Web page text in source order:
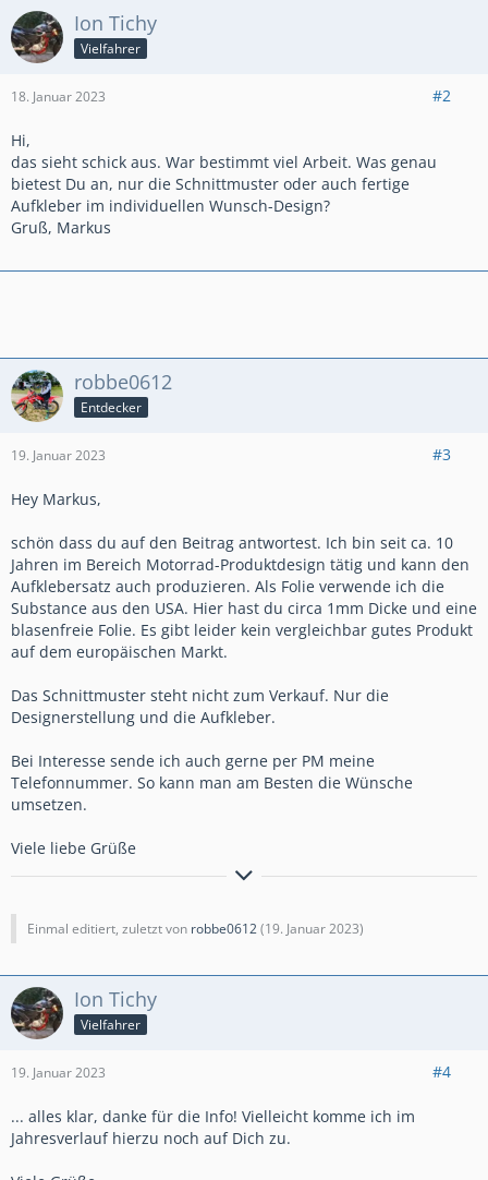
Ion Tichy
Vielfahrer
18. Januar 2023 #2
Hi,
das sieht schick aus. War bestimmt viel Arbeit. Was genau
bietest Du an, nur die Schnittmuster oder auch fertige
Aufkleber im individuellen Wunsch-Design?
Gruß, Markus
robbe0612
Entdecker
19. Januar 2023 #3
Hey Markus,
schön dass du auf den Beitrag antwortest. Ich bin seit ca. 10
Jahren im Bereich Motorrad-Produktdesign tätig und kann den
Aufklebersatz auch produzieren. Als Folie verwende ich die
Substance aus den USA. Hier hast du circa 1mm Dicke und eine
blasenfreie Folie. Es gibt leider kein vergleichbar gutes Produkt
auf dem europäischen Markt.
Das Schnittmuster steht nicht zum Verkauf. Nur die
Designerstellung und die Aufkleber.
Bei Interesse sende ich auch gerne per PM meine
Telefonnummer. So kann man am Besten die Wünsche
umsetzen.
Viele liebe Grüße
Take it slow, going with the flow
Einmal editiert, zuletzt von robbe0612(19. Januar 2023)
Ion Tichy
Vielfahrer
19. Januar 2023 #4
... alles klar, danke für die Info! Vielleicht komme ich im
Jahresverlauf hierzu noch auf Dich zu.